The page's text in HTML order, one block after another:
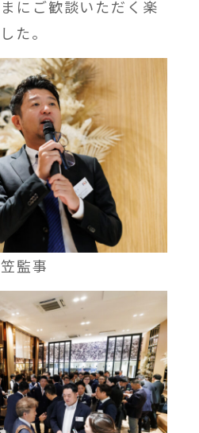
にご歓談いただく楽
た。
監事